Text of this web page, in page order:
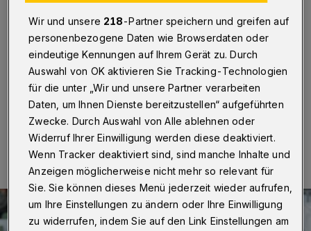
Fußball-Oberligisten Wuppertaler SV, darf seine
Mannschaft in den kommenden fünf Spielen nicht vom
Innenraum aus betreuen. Das hat die
Verbandsspruchkammer entschieden.
22.02.2016 , 12:03 Uhr Eine Minute Lesezeit
Wir und unsere 218-Partner speichern und greifen auf
personenbezogene Daten wie Browserdaten oder
eindeutige Kennungen auf Ihrem Gerät zu. Durch
Auswahl von OK aktivieren Sie Tracking-Technologien
für die unter „Wir und unsere Partner verarbeiten
Daten, um Ihnen Dienste bereitzustellen“ aufgeführten
Zwecke. Durch Auswahl von Alle ablehnen oder
Widerruf Ihrer Einwilligung werden diese deaktiviert.
Wenn Tracker deaktiviert sind, sind manche Inhalte und
Anzeigen möglicherweise nicht mehr so relevant für
Sie. Sie können dieses Menü jederzeit wieder aufrufen,
um Ihre Einstellungen zu ändern oder Ihre Einwilligung
zu widerrufen, indem Sie auf den Link Einstellungen am